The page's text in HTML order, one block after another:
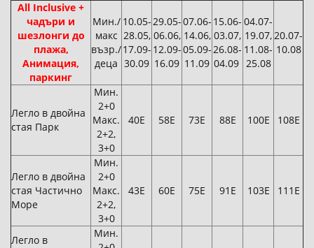
All Inclusive +
чадъри и
шезлонги до
плажа,
Анимация,
паркинг
Мин./
макс
възр./
деца
10.05-
28.05,
17.09-
30.09
29.05-
06.06,
12.09-
16.09
07.06-
14.06,
05.09-
11.09
15.06-
03.07,
26.08-
04.09
04.07-
19.07,
11.08-
25.08
20.07-
10.08
Легло в двойна
стая Парк
Мин.
2+0
Макс.
2+2,
3+0
40Е 58Е 73Е 88Е 100Е 108Е
Легло в двойна
стая Частично
Море
Мин.
2+0
Макс.
2+2,
3+0
43Е 60Е 75Е 91Е 103Е 111Е
Легло в
Мин.